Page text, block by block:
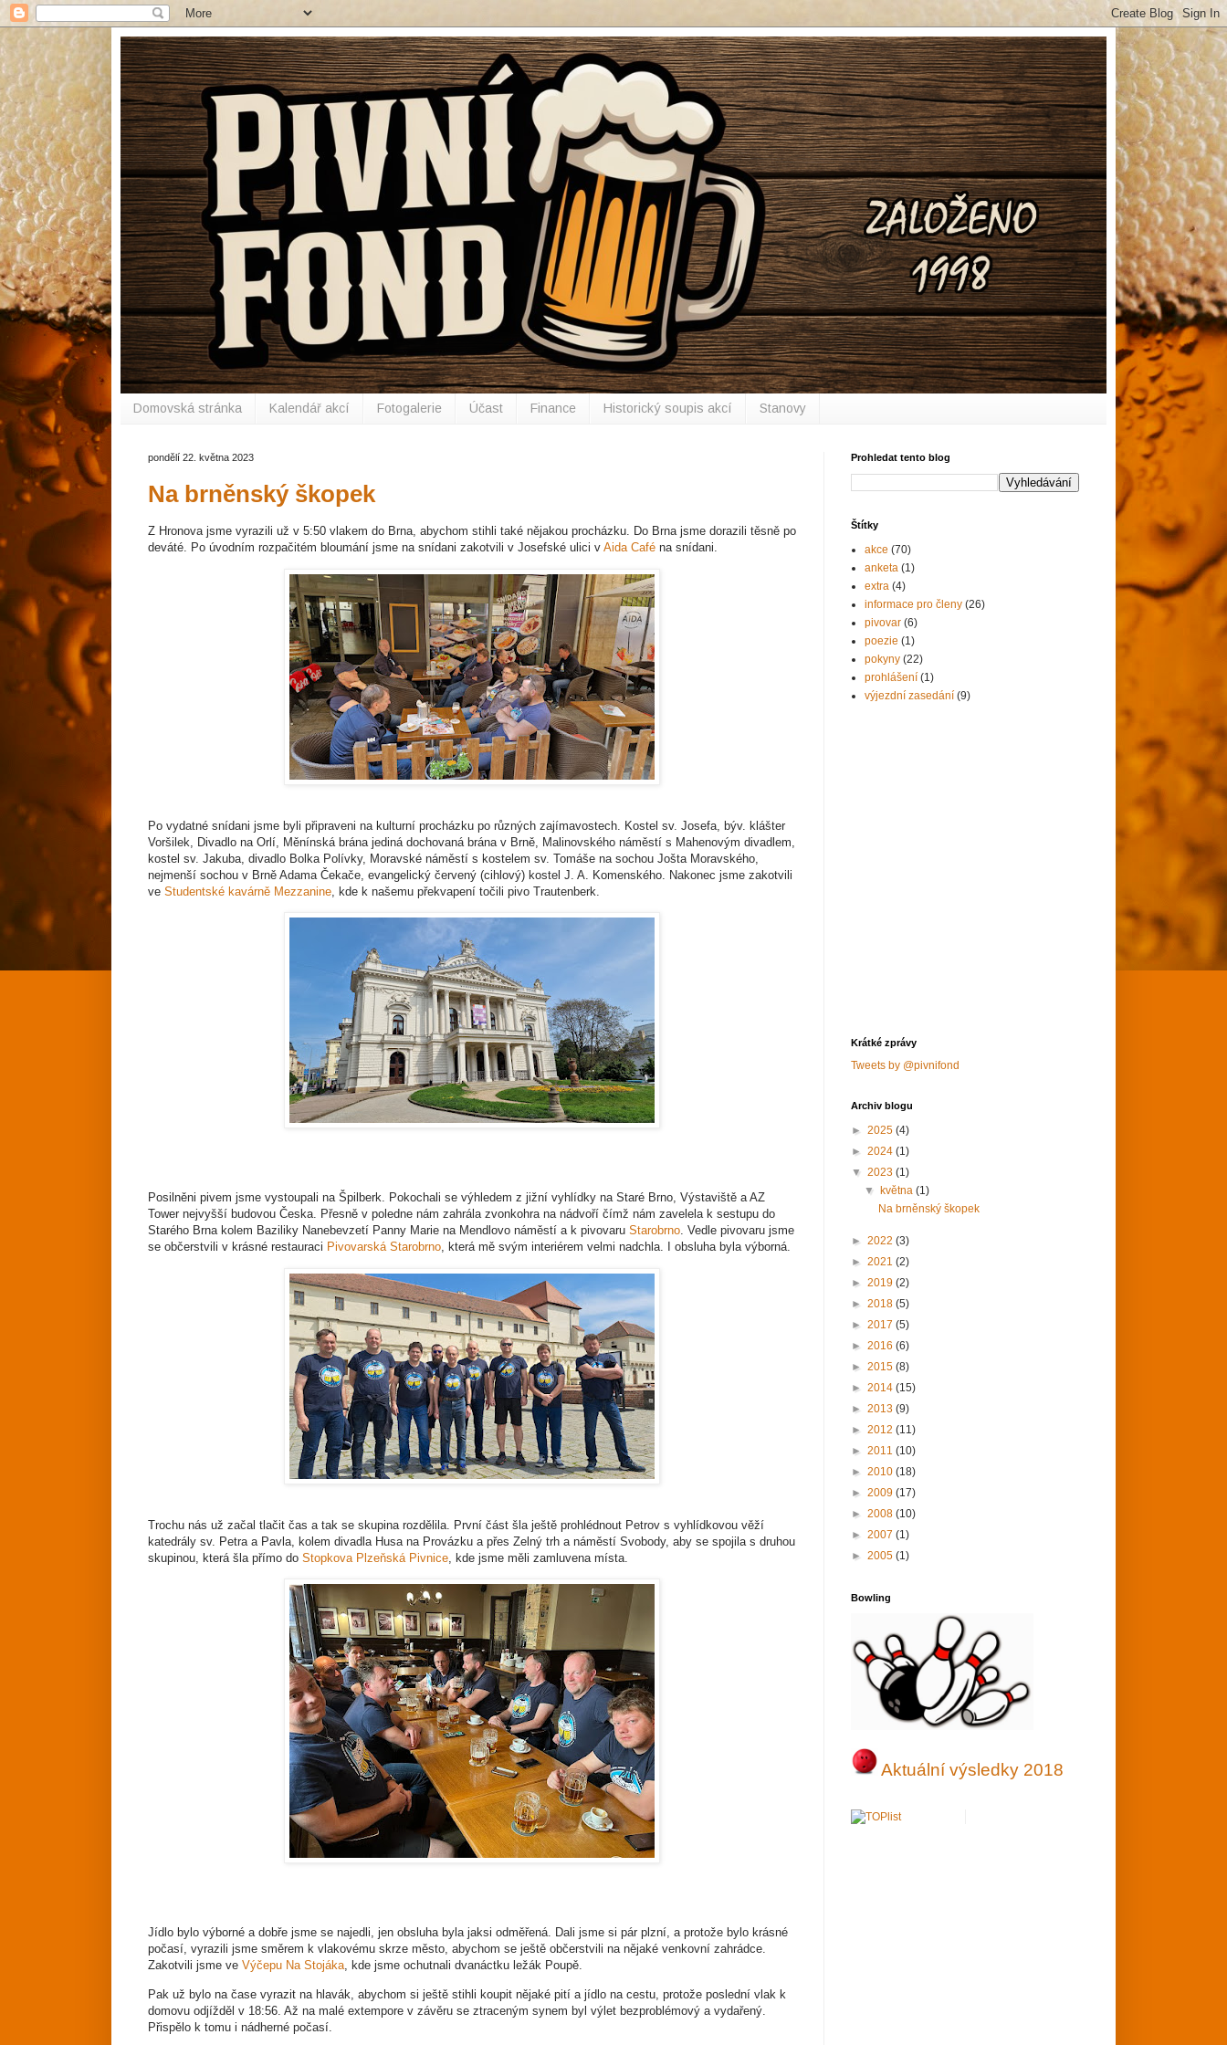
Domovská stránka Kalendář akcí Fotogalerie Účast Finance Historický soupis akcí Stanovy
pondělí 22. května 2023
Na brněnský škopek
Z Hronova jsme vyrazili už v 5:50 vlakem do Brna, abychom stihli také nějakou procházku. Do Brna jsme dorazili těsně po
deváté. Po úvodním rozpačitém bloumání jsme na snídani zakotvili v Josefské ulici v Aida Café na snídani.
Po vydatné snídani jsme byli připraveni na kulturní procházku po různých zajímavostech. Kostel sv. Josefa, býv. klášter
Voršilek, Divadlo na Orlí, Měnínská brána jediná dochovaná brána v Brně, Malinovského náměstí s Mahenovým divadlem,
kostel sv. Jakuba, divadlo Bolka Polívky, Moravské náměstí s kostelem sv. Tomáše na sochou Jošta Moravského,
nejmenší sochou v Brně Adama Čekače, evangelický červený (cihlový) kostel J. A. Komenského. Nakonec jsme zakotvili
ve Studentské kavárně Mezzanine , kde k našemu překvapení točili pivo Trautenberk.
Posilněni pivem jsme vystoupali na Špilberk. Pokochali se výhledem z jižní vyhlídky na Staré Brno, Výstaviště a AZ
Tower nejvyšší budovou Česka. Přesně v poledne nám zahrála zvonkohra na nádvoří čímž nám zavelela k sestupu do
Starého Brna kolem Baziliky Nanebevzetí Panny Marie na Mendlovo náměstí a k pivovaru Starobrno. Vedle pivovaru jsme
se občerstvili v krásné restauraci Pivovarská Starobrno, která mě svým interiérem velmi nadchla. I obsluha byla výborná.
Trochu nás už začal tlačit čas a tak se skupina rozdělila. První část šla ještě prohlédnout Petrov s vyhlídkovou věží
katedrály sv. Petra a Pavla, kolem divadla Husa na Provázku a přes Zelný trh a náměstí Svobody, aby se spojila s druhou
skupinou, která šla přímo do Stopkova Plzeňská Pivnice , kde jsme měli zamluvena místa.
Jídlo bylo výborné a dobře jsme se najedli, jen obsluha byla jaksi odměřená. Dali jsme si pár plzní, a protože bylo krásné
počasí, vyrazili jsme směrem k vlakovému skrze město, abychom se ještě občerstvili na nějaké venkovní zahrádce.
Zakotvili jsme ve Výčepu Na Stojáka, kde jsme ochutnali dvanáctku ležák Poupě.
Pak už bylo na čase vyrazit na hlavák, abychom si ještě stihli koupit nějaké pití a jídlo na cestu, protože poslední vlak k
domovu odjížděl v 18:56. Až na malé extempore v závěru se ztraceným synem byl výlet bezproblémový a vydařený.
Přispělo k tomu i nádherné počasí.
Prohledat tento blog
Štítky
akce (70)
anketa (1)
extra (4)
informace pro členy (26)
pivovar (6)
poezie (1)
pokyny (22)
prohlášení (1)
výjezdní zasedání (9)
Krátké zprávy
Tweets by @pivnifond
Archiv blogu
► 2025 (4)
► 2024 (1)
▼ 2023 (1)
▼května(1)
Na brněnský škopek
► 2022 (3)
► 2021 (2)
► 2019 (2)
► 2018 (5)
► 2017 (5)
► 2016 (6)
► 2015 (8)
► 2014 (15)
► 2013 (9)
► 2012 (11)
► 2011 (10)
► 2010 (18)
► 2009 (17)
► 2008 (10)
► 2007 (1)
► 2005 (1)
Bowling
Aktuální výsledky 2018